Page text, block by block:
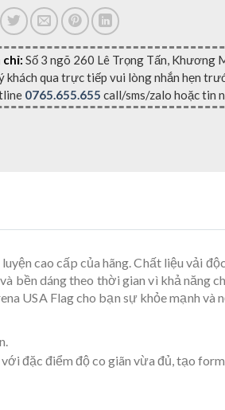
chỉ: Số 3 ngõ 260 Lê Trọng Tấn, Khương
khách qua trực tiếp vui lòng nhắn hẹn
0765.655.655 call/sms/zalo hoặc tin
cao cấp của hãng. Chất liệu vải
bền dáng theo thời gian vì khả năng
USA Flag cho bạn sự khỏe mạnh và
đặc điểm độ co giãn vừa đủ, tạo